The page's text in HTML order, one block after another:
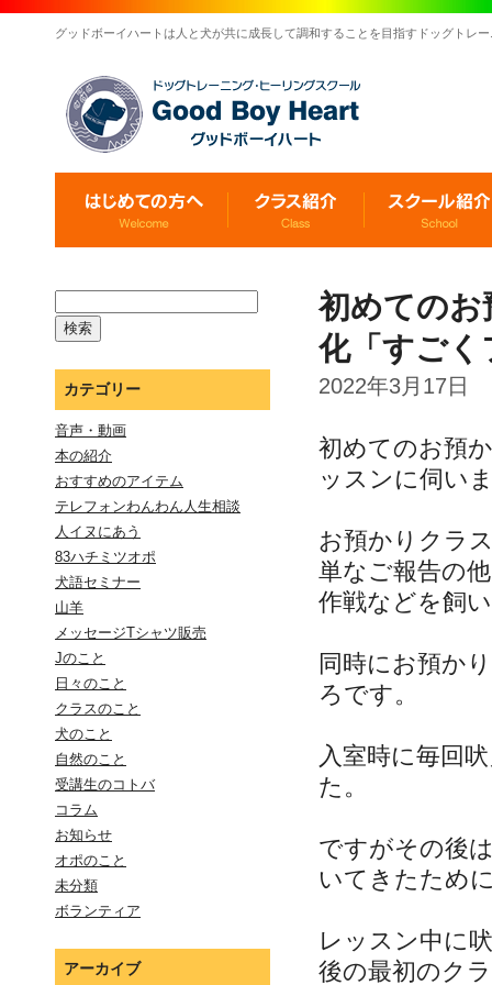
グッドボーイハートは人と犬が共に成長して調和することを目指すドッグトレ
カテゴリー
音声・動画
本の紹介
おすすめのアイテム
テレフォンわんわん人生相談
人イヌにあう
83ハチミツオポ
犬語セミナー
山羊
メッセージTシャツ販売
Jのこと
日々のこと
クラスのこと
犬のこと
自然のこと
受講生のコトバ
コラム
お知らせ
オポのこと
未分類
ボランティア
アーカイブ
初めてのお
化「すごく
2022年3月17日
初めてのお預
ッスンに伺い
お預かりクラ
単なご報告の
作戦などを飼
同時にお預か
ろです。
入室時に毎回
た。
ですがその後
いてきたため
レッスン中に
後の最初のク